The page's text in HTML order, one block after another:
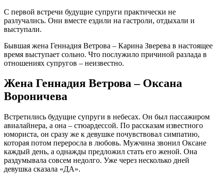
С первой встречи будущие супруги практически не
разлучались. Они вместе ездили на гастроли, отдыхали и
выступали.
Бывшая жена Геннадия Ветрова – Карина Зверева в настоящее
время выступает сольно. Что послужило причиной разлада в
отношениях супругов – неизвестно.
Жена Геннадия Ветрова – Оксана
Вороничева
Встретились будущие супруги в небесах. Он был пассажиром
авиалайнера, а она – стюардессой. По рассказам известного
юмориста, он сразу же к девушке почувствовал симпатию,
которая потом переросла в любовь. Мужчина звонил Оксане
каждый день, а однажды предложил стать его женой. Она
раздумывала совсем недолго. Уже через несколько дней
девушка сказала «ДА».